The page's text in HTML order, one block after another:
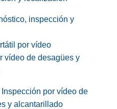
inspección y
por vídeo
vídeo de desagües y
por vídeo de
y alcantarillado